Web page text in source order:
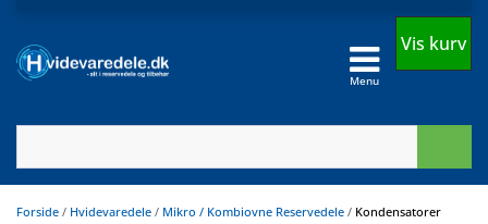
Menu
Vis kurv
Forside / Hvidevaredele / Mikro / Kombiovne Reservedele / Kondensatorer